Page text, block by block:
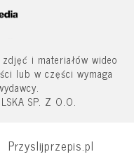
i materiałów wideo
lub w części wymaga
SP. Z O.O.
Przyslijprzepis.pl